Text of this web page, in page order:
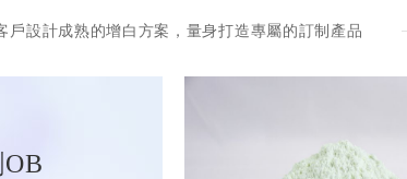
戶設計成熟的增白方案，量身打造專屬的訂制產品